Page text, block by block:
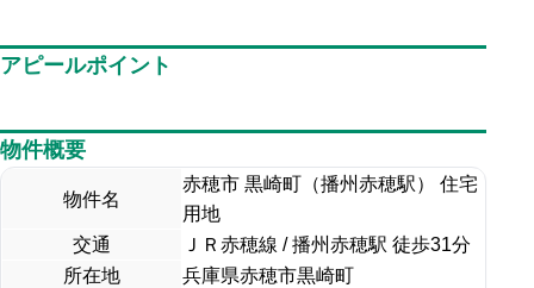
アピールポイント
物件概要
物件名
赤穂市 黒崎町（播州赤穂駅） 住宅
用地
交通
ＪＲ赤穂線 / 播州赤穂駅 徒歩31分
所在地
兵庫県赤穂市黒崎町